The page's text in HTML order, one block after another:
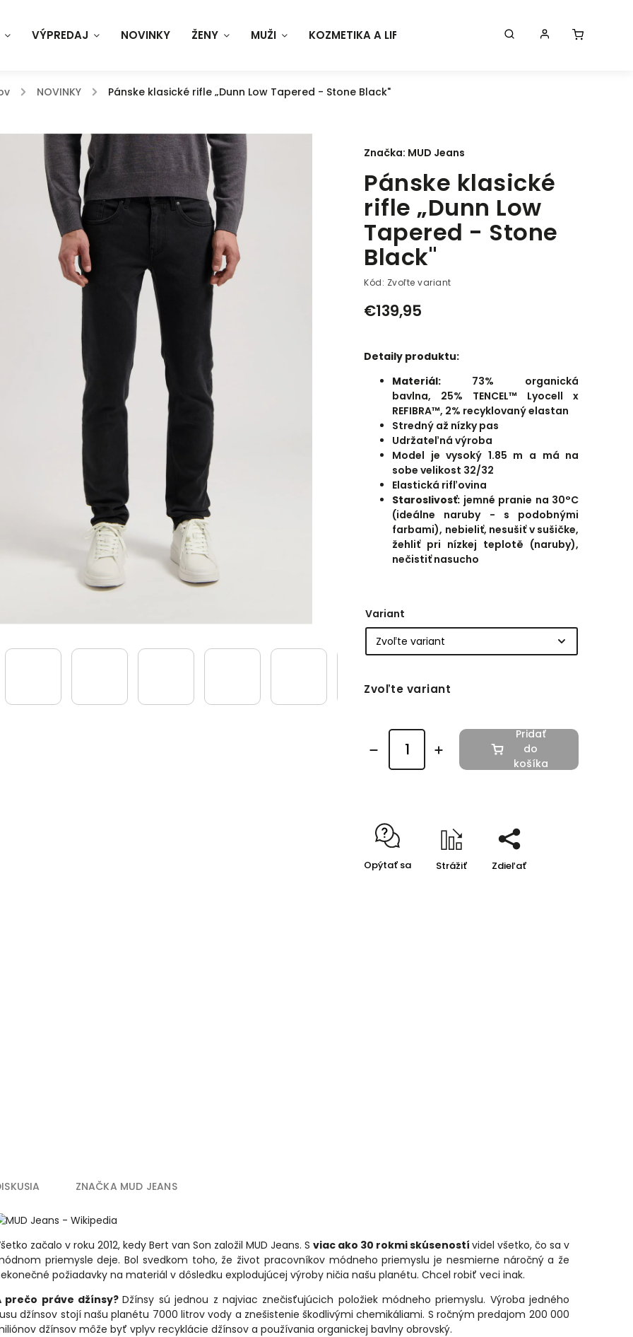
VÝPREDAJ NOVINKY ŽENY MUŽI KOZMETIKA A LIFESTYLE KONTAKT BLOG
/ NOVINKY / Pánske klasické rifle „Dunn Low Tapered - Stone Black"
Pánske klasické
rifle „Dunn Low
Tapered - Stone
Black"
Kód: Zvoľte variant
€139,95
Detaily produktu:
Materiál: 73% organická
bavlna, 25% TENCEL™ Lyocell x
REFIBRA™, 2% recyklovaný elastan
Stredný až nízky pas
Udržateľná výroba
Model je vysoký 1.85 m a má na
sobe velikost 32/32
Elastická rifľovina
Staroslivosť: jemné pranie na 30°C
(ideálne naruby - s podobnými
farbami), nebieliť, nesušiť v sušičke,
žehliť pri nízkej teplotě (naruby),
nečistiť nasucho
Značka: MUD Jeans
Variant
Zvoľte variant
Pridať
do
košíka
Opýtať sa Strážiť Zdieľať
ZNAČKA MUD JEANS
začalo v roku 2012, kedy Bert van Son založil MUD Jeans. S viac ako 30 rokmi skúseností videl všetko, čo sa v
priemysle deje. Bol svedkom toho, že život pracovníkov módneho priemyslu je nesmierne náročný a že
požiadavky na materiál v dôsledku explodujúcej výroby ničia našu planétu. Chcel robiť veci inak.
prečo práve džínsy?Džínsy sú jednou z najviac znečisťujúcich položiek módneho priemyslu. Výroba jedného
džínsov stojí našu planétu 7000 litrov vody a znešistenie škodlivými chemikáliami. S ročným predajom 200 000
džínsov môže byť vplyv recyklácie džínsov a používania organickej bavlny obrovský.